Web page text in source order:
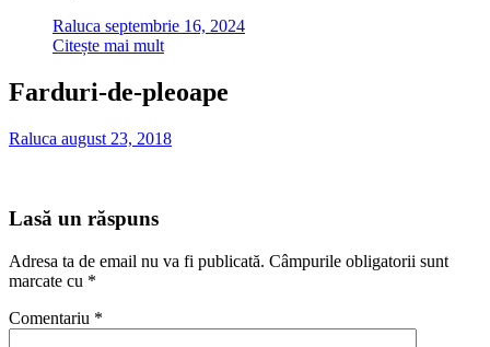
Raluca septembrie 16, 2024
Citește mai mult
Farduri-de-pleoape
Raluca august 23, 2018
Lasă un răspuns
Adresa ta de email nu va fi publicată. Câmpurile obligatorii sunt
marcate cu *
Comentariu *